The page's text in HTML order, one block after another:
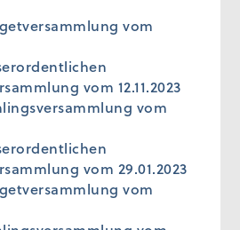
vom
vom 12.11.2023
vom
vom 29.01.2023
vom